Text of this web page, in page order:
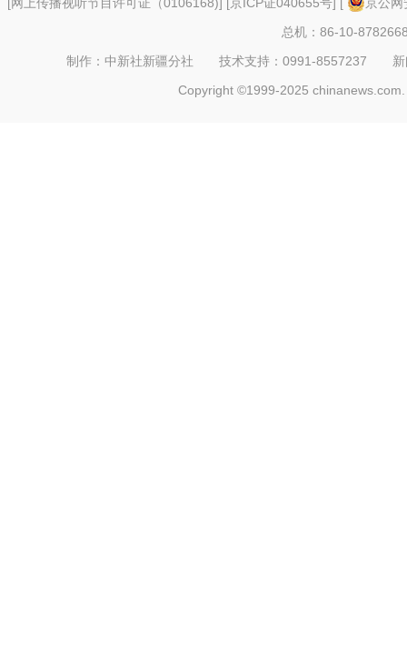
总机：86-10-
制作：中新社新疆分社 技术支持：0991-8557237
Copyright ©1999-2025